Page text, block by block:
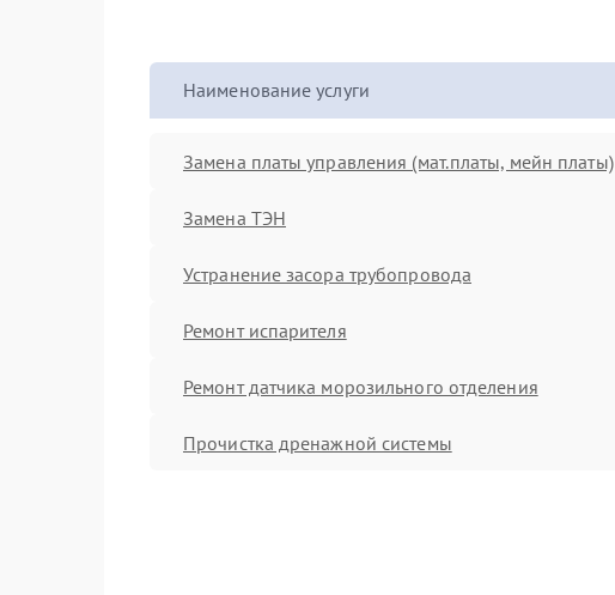
Наименование услуги
Замена платы управления (мат.платы, мейн платы)
Замена ТЭН
Устранение засора трубопровода
Ремонт испарителя
Ремонт датчика морозильного отделения
Прочистка дренажной системы